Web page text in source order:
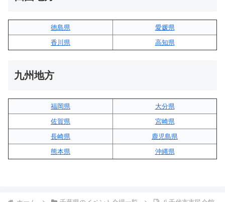
徳島県
愛媛県
香川県
高知県
九州地方
福岡県
大分県
佐賀県
宮崎県
長崎県
鹿児島県
熊本県
沖縄県